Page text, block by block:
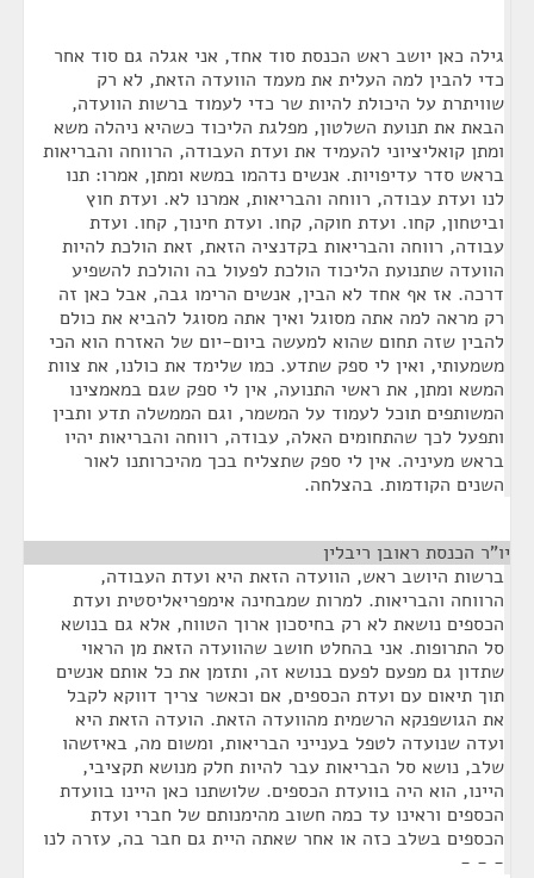
גילה כאן יושב ראש הכנסת סוד אחד, אני אגלה גם סוד אחר
כדי להבין למה העלית את מעמד הוועדה הזאת, לא רק
שוויתרת על היכולת להיות שר כדי לעמוד ברשות הוועדה,
הבאת את תנועת השלטון, מפלגת הליכוד כשהיא ניהלה משא
ומתן קואליציוני להעמיד את ועדת העבודה, הרווחה והבריאות
בראש סדר עדיפויות. אנשים נדהמו במשא ומתן, אמרו: תנו
לנו ועדת עבודה, רווחה והבריאות, אמרנו לא. ועדת חוץ
וביטחון, קחו. ועדת חוקה, קחו. ועדת חינוך, קחו. ועדת
עבודה, רווחה והבריאות בקדנציה הזאת, זאת הולכת להיות
הוועדה שתנועת הליכוד הולכת לפעול בה והולכת להשפיע
דרכה. אז אף אחד לא הבין, אנשים הרימו גבה, אבל כאן זה
רק מראה למה אתה מסוגל ואיך אתה מסוגל להביא את כולם
להבין שזה תחום שהוא למעשה ביום-יום של האזרח הוא הכי
משמעותי, ואין לי ספק שתדע. כמו שלימד את כולנו, את צוות
המשא ומתן, את ראשי התנועה, אין לי ספק שגם במאמצינו
המשותפים תוכל לעמוד על המשמר, וגם הממשלה תדע ותבין
ותפעל לכך שהתחומים האלה, עבודה, רווחה והבריאות יהיו
בראש מעיניה. אין לי ספק שתצליח בכך מהיכרותנו לאור
השנים הקודמות. בהצלחה.
יו"ר הכנסת ראובן ריבלין
ברשות היושב ראש, הוועדה הזאת היא ועדת העבודה,
הרווחה והבריאות. למרות שמבחינה אימפריאליסטית ועדת
הכספים נושאת לא רק בחיסכון ארוך הטווח, אלא גם בנושא
סל התרופות. אני בהחלט חושב שהוועדה הזאת מן הראוי
שתדון גם מפעם לפעם בנושא זה, ותזמן את כל אותם אנשים
תוך תיאום עם ועדת הכספים, אם וכאשר צריך דווקא לקבל
את הגושפנקא הרשמית מהוועדה הזאת. הועדה הזאת היא
ועדה שנועדה לטפל בענייני הבריאות, ומשום מה, באיזשהו
שלב, נושא סל הבריאות עבר להיות חלק מנושא תקציבי,
היינו, הוא היה בוועדת הכספים. שלושתנו כאן היינו בוועדת
הכספים וראינו עד כמה חשוב מהימנותם של חברי ועדת
הכספים בשלב כזה או אחר שאתה היית גם חבר בה, עזרה לנו
- - -